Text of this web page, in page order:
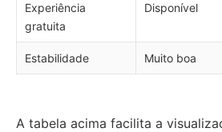
Experiência
gratuita
Disponível
Estabilidade Muito boa
A tabela acima facilita a